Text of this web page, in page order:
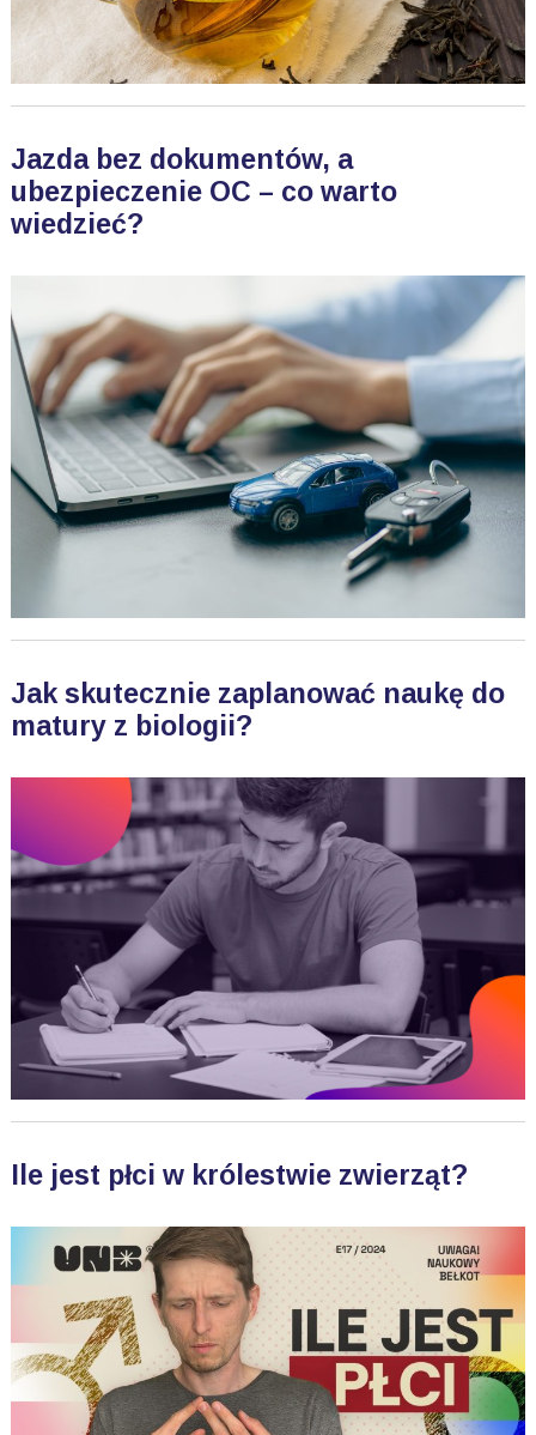
Jazda bez dokumentów, a
ubezpieczenie OC – co warto
wiedzieć?
Jak skutecznie zaplanować naukę do
matury z biologii?
Ile jest płci w królestwie zwierząt?